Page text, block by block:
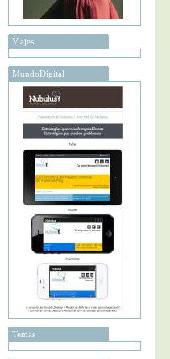
Viajes
MundoDigital
Temas